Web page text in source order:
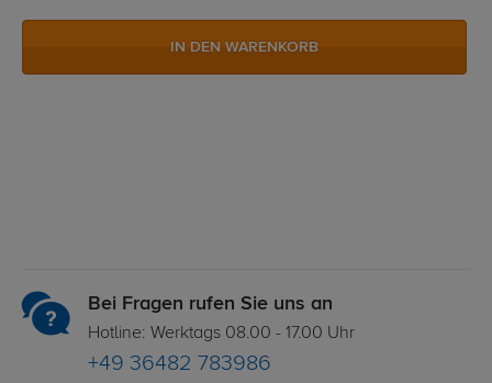
IN DEN WARENKORB
Bei Fragen rufen Sie uns an
Hotline: Werktags 08.00 - 17.00 Uhr
+49 36482 783986